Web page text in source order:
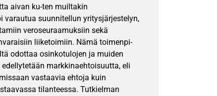
aivan ku-ten muiltakin
varautua suunnitellun yritysjärjestelyn,
veroseuraamuksiin sekä
liiketoimiin. Nämä toimenpi-
odottaa osinkotulojen ja muiden
markkinaehtoisuutta, eli
vastaavia ehtoja kuin
tilanteessa. Tutkielman